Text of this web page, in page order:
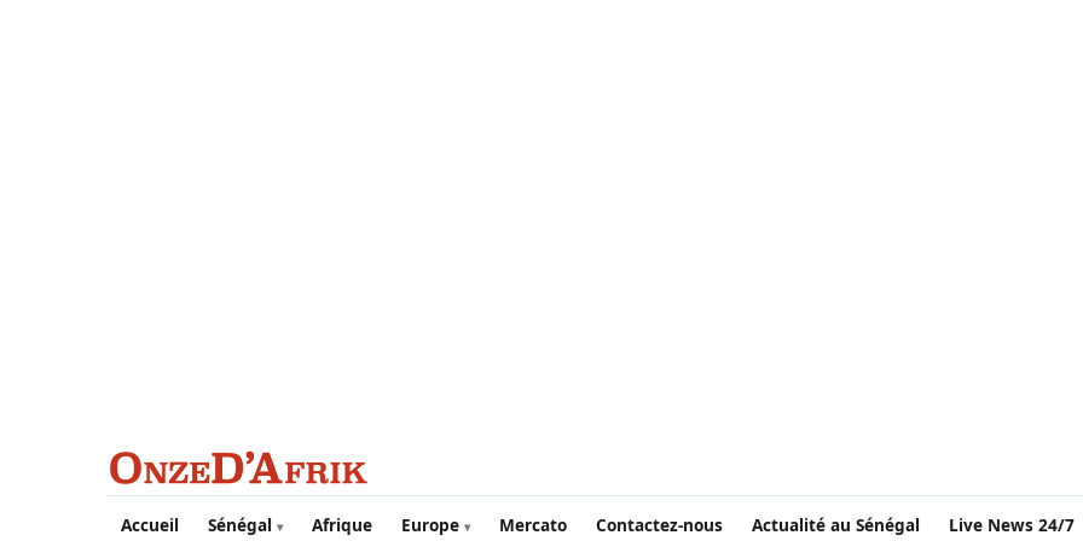
Aller au contenu principal
Accueil Sénégal Afrique Europe Mercato Contactez-nous Actualité au Sénégal Live News 24/7